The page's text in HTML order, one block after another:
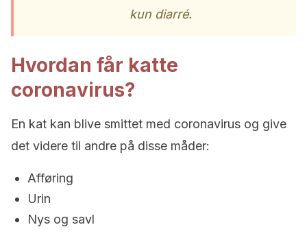
kun diarré.
Hvordan får katte
coronavirus?
En kat kan blive smittet med coronavirus og give
det videre til andre på disse måder:
Afføring
Urin
Nys og savl